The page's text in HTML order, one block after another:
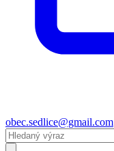
obec.sedlice@gmail.com